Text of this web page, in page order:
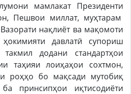
мамлакат Президенти
Пешвои миллат, муҳтарам
нақлиёт ва мақомоти
давлатӣ супориш
додани стандартҳои
таҳияи лоиҳаҳои сохтмон,
роҳҳо бо мақсади мутобиқ
принсипҳои иқтисодиёти